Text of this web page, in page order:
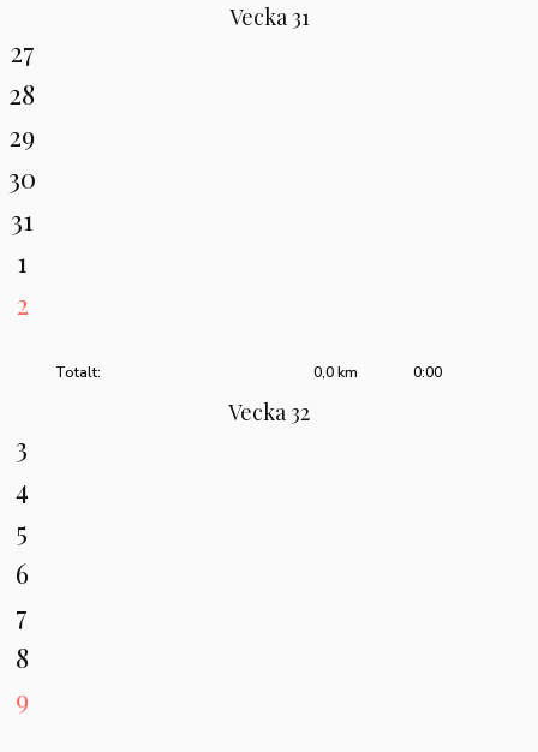
Vecka 31
27
28
29
30
31
1
2
Totalt: 0:00
0,0 km
Vecka 32
3
4
5
6
7
8
9